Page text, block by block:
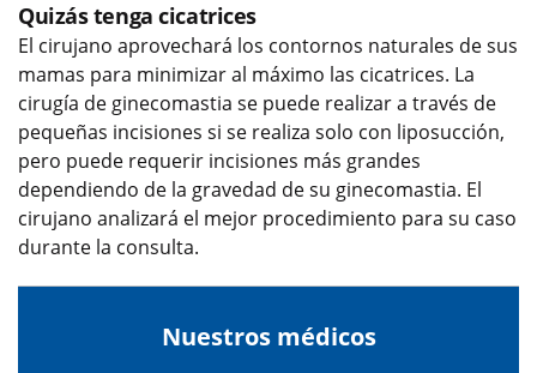
Quizás tenga cicatrices
El cirujano aprovechará los contornos naturales de sus
mamas para minimizar al máximo las cicatrices. La
cirugía de ginecomastia se puede realizar a través de
pequeñas incisiones si se realiza solo con liposucción,
pero puede requerir incisiones más grandes
dependiendo de la gravedad de su ginecomastia. El
cirujano analizará el mejor procedimiento para su caso
durante la consulta.
Nuestros médicos